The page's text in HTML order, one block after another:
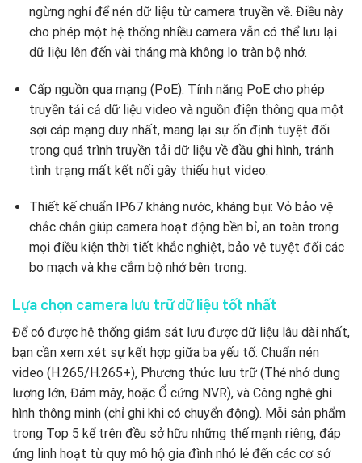
ngừng nghỉ để nén dữ liệu từ camera truyền về. Điều này
cho phép một hệ thống nhiều camera vẫn có thể lưu lại
dữ liệu lên đến vài tháng mà không lo tràn bộ nhớ.
Cấp nguồn qua mạng (PoE): Tính năng PoE cho phép
truyền tải cả dữ liệu video và nguồn điện thông qua một
sợi cáp mạng duy nhất, mang lại sự ổn định tuyệt đối
trong quá trình truyền tải dữ liệu về đầu ghi hình, tránh
tình trạng mất kết nối gây thiếu hụt video.
Thiết kế chuẩn IP67 kháng nước, kháng bụi: Vỏ bảo vệ
chắc chắn giúp camera hoạt động bền bỉ, an toàn trong
mọi điều kiện thời tiết khắc nghiệt, bảo vệ tuyệt đối các
bo mạch và khe cắm bộ nhớ bên trong.
Lựa chọn camera lưu trữ dữ liệu tốt nhất
Để có được hệ thống giám sát lưu được dữ liệu lâu dài nhất,
bạn cần xem xét sự kết hợp giữa ba yếu tố: Chuẩn nén
video (H.265/H.265+), Phương thức lưu trữ (Thẻ nhớ dung
lượng lớn, Đám mây, hoặc Ổ cứng NVR), và Công nghệ ghi
hình thông minh (chỉ ghi khi có chuyển động). Mỗi sản phẩm
trong Top 5 kể trên đều sở hữu những thế mạnh riêng, đáp
ứng linh hoạt từ quy mô hộ gia đình nhỏ lẻ đến các cơ sở